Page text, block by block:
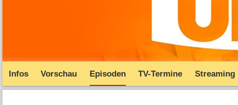
Infos Vorschau Episoden TV-Termine Streaming